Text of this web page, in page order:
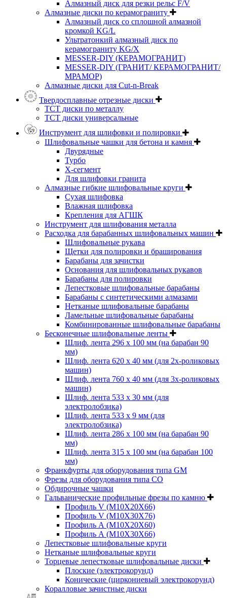
Алмазный диск для резки рельс F/V
Алмазные диски по керамограниту
Алмазный диск со сплошной алмазной
кромкой KG/L
Ультратонкий алмазный диск по
керамограниту KG/X
MESSER-DIY (КЕРАМОГРАНИТ)
MESSER-DIY (ГРАНИТ/ КЕРАМОГРАНИТ/
МРАМОР)
Алмазные диски для Cut-n-Break
Твердосплавные отрезные диски
ТСТ диски по металлу
ТСТ диски универсальные
Инструмент для шлифовки и полировки
Шлифовальные чашки для бетона и камня
Двурядные
Турбо
Х-сегмент
Для шлифовки гранита
Алмазные гибкие шлифовальные круги
Cухая шлифовка
Влажная шлифовка
Крепления для АГШК
Инструмент для шлифования металла
Расходка для барабанных шлифовальных машин
Шлифовальные рукава
Щетки для полировки и браширования
Барабаны для зачистки
Основания для шлифовальных рукавов
Барабаны для полировки
Лепестковые шлифовальные барабаны
Барабаны с синтетическими алмазами
Нетканые шлифовальные барабаны
Ламельные шлифовальные барабаны
Комбинированные шлифовальные барабаны
Бесконечные шлифовальные ленты
Шлиф. лента 296 х 100 мм (на барабан 90
мм)
Шлиф. лента 620 х 40 мм (для 2х-роликовых
машин)
Шлиф. лента 760 х 40 мм (для 3х-роликовых
машин)
Шлиф. лента 533 х 30 мм (для
электролобзика)
Шлиф. лента 533 х 9 мм (для
электролобзика)
Шлиф. лента 286 х 100 мм (на барабан 90
мм)
Шлиф. лента 315 х 100 мм (на барабан 100
мм)
Франкфурты для оборудования типа GM
Фрезы для оборудования типа СО
Обдирочные чашки
Гальванические профильные фрезы по камню
Профиль V (M10X20X66)
Профиль V (M10X30X76)
Профиль А (М10Х20Х60)
Профиль А (М10Х30Х66)
Лепестковые шлифовальные круги
Нетканые шлифовальные круги
Торцевые лепестковые шлифовальные диски
Плоские (электрокорунд)
Конические (циркониевый электрокорунд)
Коралловые зачистные диски